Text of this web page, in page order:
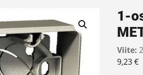
1-
Viite:
9,23€